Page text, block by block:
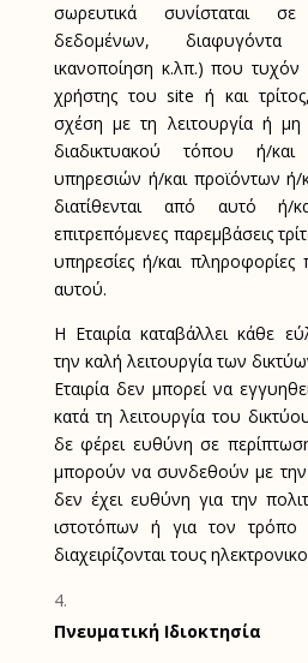
σωρευτικά συνίσταται
δεδομένων, διαφυγόντα
ικανοποίηση κ.λπ.) που τυχόν
χρήστης τουsite ή και
σχέση με τη λειτουργία ή
διαδικτυακού τόπου ή/
υπηρεσιών ή/και προϊόντων
διατίθενται από αυτό
επιτρεπόμενες παρεμβάσεις
υπηρεσίες ή/και πληροφορίες
αυτού.
Η Εταιρία καταβάλλει κάθε
την καλή λειτουργία των
Εταιρία δεν μπορεί να
κατά τη λειτουργία του
δε φέρει ευθύνη σε
μπορούν να συνδεθούν με την
δεν έχει ευθύνη για την
ιστοτόπων ή για τον
διαχειρίζονται τους
Πνευματική Ιδιοκτησία